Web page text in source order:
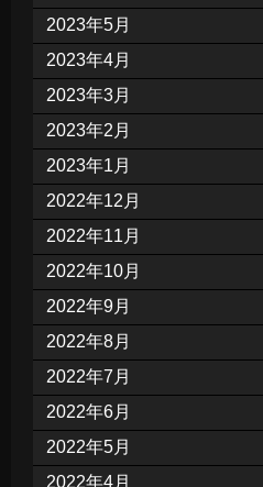
2023年5月
2023年4月
2023年3月
2023年2月
2023年1月
2022年12月
2022年11月
2022年10月
2022年9月
2022年8月
2022年7月
2022年6月
2022年5月
2022年4月